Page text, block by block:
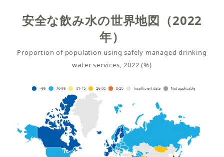
安全な飲み水の世界地図（2022
年）
Proportion of population using safely managed drinking
water services, 2022 (%)